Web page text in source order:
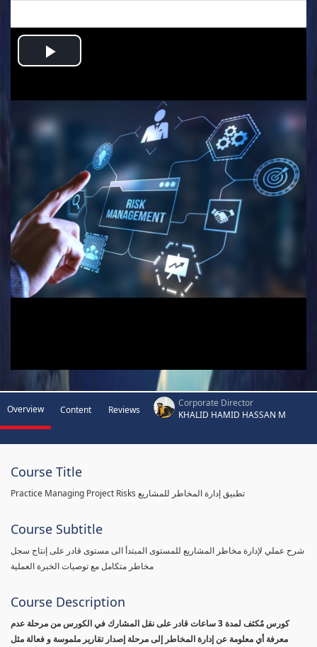
Play
Video
Overview Content Reviews
Corporate Director
KHALID HAMID HASSAN M
Course Title
Practice Managing Project Risks تطبيق إدارة المخاطر للمشاريع
Course Subtitle
شرح عملي لإدارة مخاطر المشاريع للمستوى المبتدأ الى مستوى قادر على إنتاج سجل
مخاطر متكامل مع توصيات الخبرة العملية
Course Description
كورس مٌكثف لمدة 3 ساعات قادر على نقل المشارك في الكورس من مرحلة عدم
معرفة أي معلومة عن إدارة المخاطر إلى مرحلة إصدار تقارير ملموسة و فعالة مثل